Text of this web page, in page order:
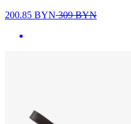
200.85 BYN309BYN